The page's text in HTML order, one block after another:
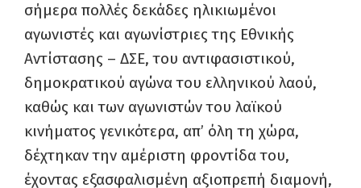
σήμερα πολλές δεκάδες ηλικιωμένοι
αγωνιστές και αγωνίστριες της Εθνικής
Αντίστασης – ΔΣΕ, του αντιφασιστικού,
δημοκρατικού αγώνα του ελληνικού λαού,
καθώς και των αγωνιστών του λαϊκού
κινήματος γενικότερα, απ’ όλη τη χώρα,
δέχτηκαν την αμέριστη φροντίδα του,
έχοντας εξασφαλισμένη αξιοπρεπή διαμονή,